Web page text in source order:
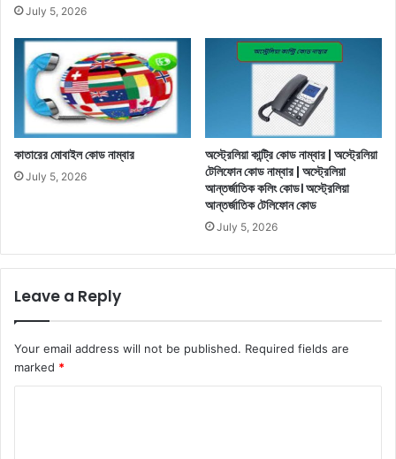
July 5, 2026
কাতারের মোবাইল কোড নাম্বার
July 5, 2026
অস্ট্রেলিয়া কান্ট্রি কোড নাম্বার | অস্ট্রেলিয়া
টেলিফোন কোড নাম্বার | অস্ট্রেলিয়া
আন্তর্জাতিক কলিং কোড। অস্ট্রেলিয়া
আন্তর্জাতিক টেলিফোন কোড
July 5, 2026
Leave a Reply
Your email address will not be published. Required fields are
marked *